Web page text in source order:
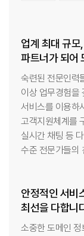
업계 최대 규
파트너가 되어
숙련된 전문인력
이상 업무경험을
서비스를 이용하
고객지원체계를
실시간 채팅 등
수준 전문가들의
안정적인 서비
최선을 다합니
소중한 도메인